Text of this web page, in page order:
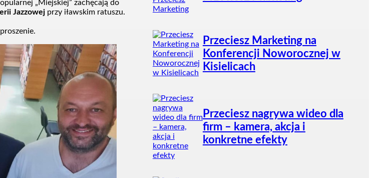
„Miejskiej” zachęcają do
Jazzowej przy iławskim ratuszu.
Przeciesz Marketing na
Konferencji Noworocznej w
Kisielicach
Przeciesz nagrywa wideo dla
firm – kamera, akcja i
konkretne efekty